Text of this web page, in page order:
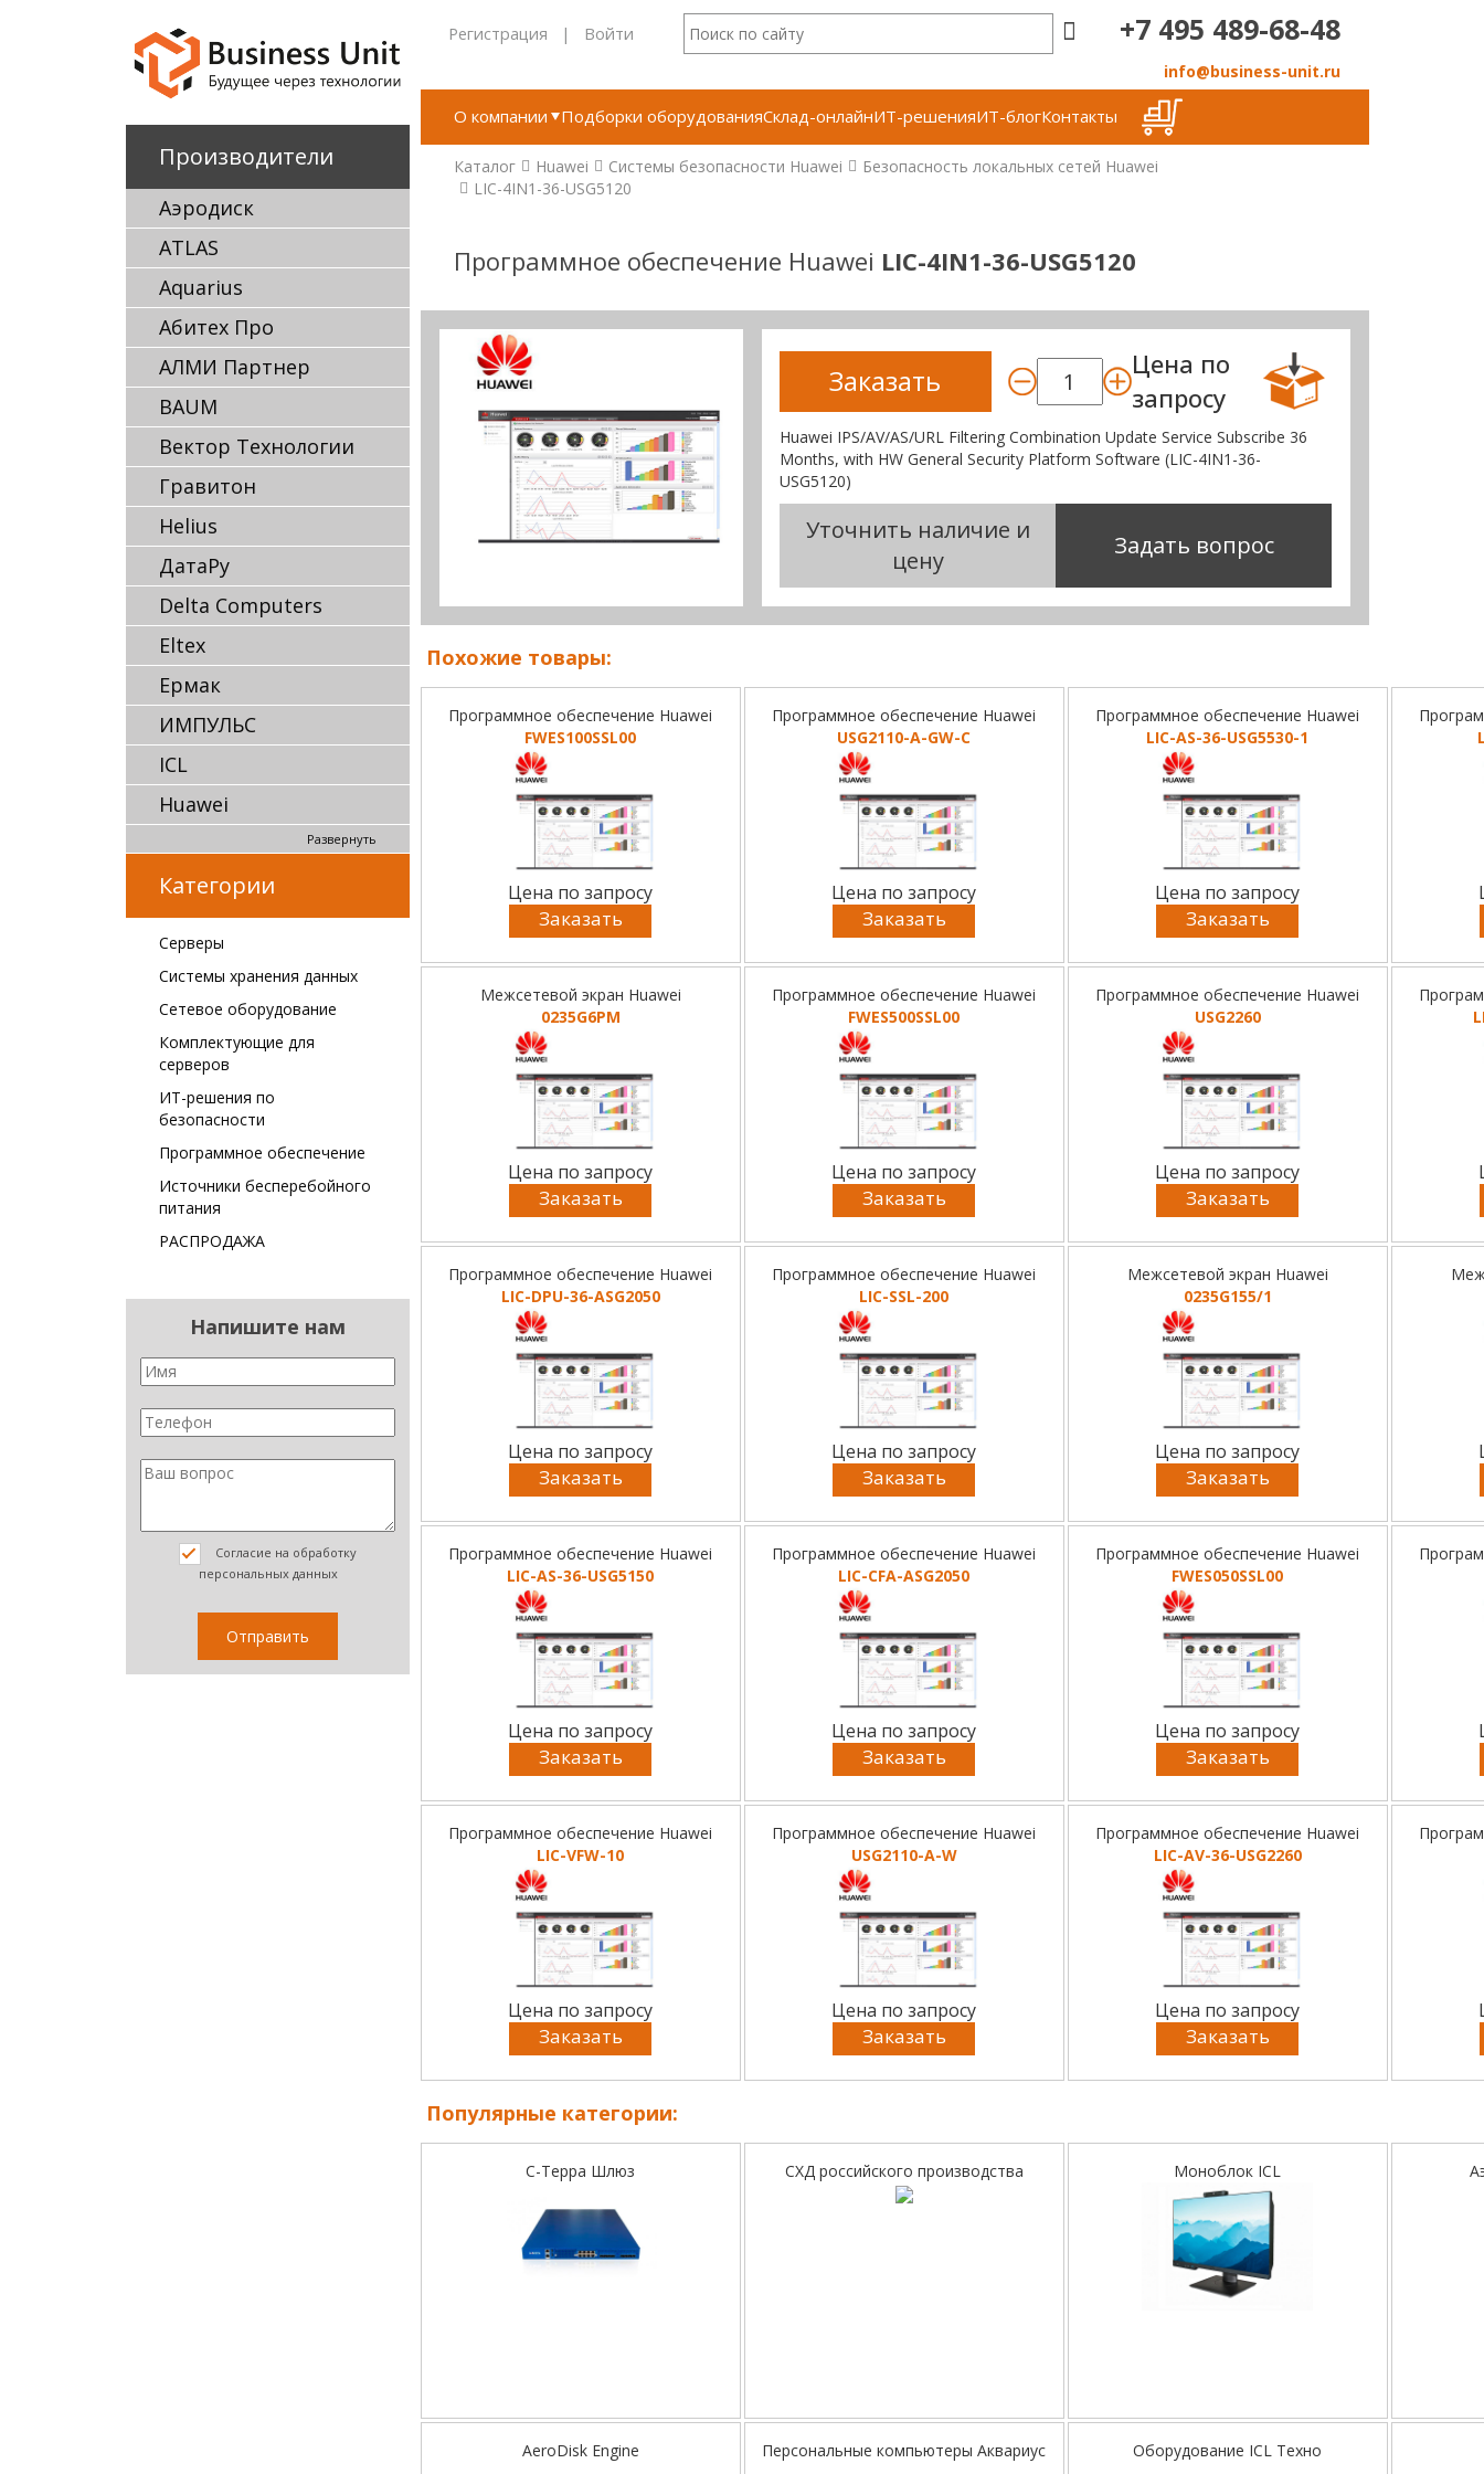
Производители
Аэродиск
ATLAS
Aquarius
Абитех Про
АЛМИ Партнер
BAUM
Вектор Технологии
Гравитон
Helius
ДатаРу
Delta Computers
Eltex
Ермак
ИМПУЛЬС
ICL
Huawei
Развернуть
Категории
Серверы
Системы хранения данных
Сетевое оборудование
Комплектующие для
серверов
ИТ-решения по
безопасности
Программное обеспечение
Источники бесперебойного
питания
РАСПРОДАЖА
Напишите нам
Согласие на обработку
персональных данных
Регистрация | Войти +7 495 489-68-48
info@business-unit.ru
О компании Подборки оборудованияСклад-онлайнИТ-решенияИТ-блогКонтакты
Каталог Huawei Системы безопасности Huawei
Безопасность локальных сетей Huawei
LIC-4IN1-36-USG5120
Программное обеспечение Huawei LIC-4IN1-36-USG5120
Заказать
Цена по
запросу
Huawei IPS/AV/AS/URL Filtering Combination Update Service Subscribe 36
Months, with HW General Security Platform Software (LIC-4IN1-36-
USG5120)
Уточнить наличие и
цену
Задать вопрос
Похожие товары:
Программное обеспечение Huawei
FWES100SSL00
Цена по запросу
Заказать
Программное обеспечение Huawei
USG2110-A-GW-C
Цена по запросу
Заказать
Программное обеспечение Huawei
LIC-AS-36-USG5530-1
Цена по запросу
Заказать
Межсетевой экран Huawei
0235G6PM
Цена по запросу
Заказать
Программное обеспечение Huawei
FWES500SSL00
Цена по запросу
Заказать
Программное обеспечение Huawei
USG2260
Цена по запросу
Заказать
Программное обеспечение Huawei
LIC-DPU-36-ASG2050
Цена по запросу
Заказать
Программное обеспечение Huawei
LIC-SSL-200
Цена по запросу
Заказать
Межсетевой экран Huawei
0235G155/1
Цена по запросу
Заказать
Программное обеспечение Huawei
LIC-AS-36-USG5150
Цена по запросу
Заказать
Программное обеспечение Huawei
LIC-CFA-ASG2050
Цена по запросу
Заказать
Программное обеспечение Huawei
FWES050SSL00
Цена по запросу
Заказать
Программное обеспечение Huawei
LIC-VFW-10
Цена по запросу
Заказать
Программное обеспечение Huawei
USG2110-A-W
Цена по запросу
Заказать
Программное обеспечение Huawei
LIC-AV-36-USG2260
Цена по запросу
Заказать
Популярные категории:
С-Терра Шлюз СХД российского производства Моноблок ICL
AeroDisk Engine Персональные компьютеры Аквариус Оборудование ICL Техно